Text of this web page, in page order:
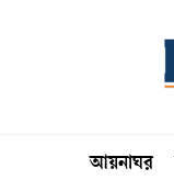
আয়নাঘর